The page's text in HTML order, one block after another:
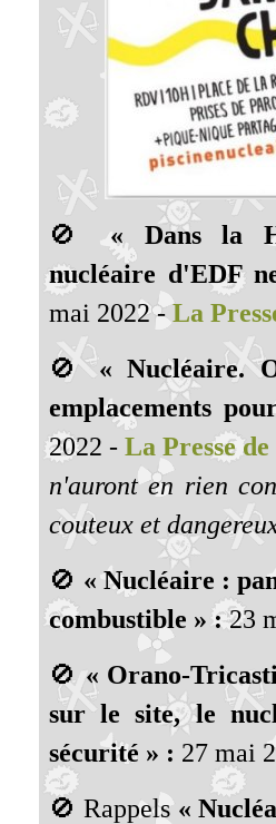
🚫 « Dans la
nucléaire d'EDF
mai 2022 -La
🚫« Nucléaire.
emplacements
2022 - La Presse
n'auront en rien
couteux et
🚫 « Nucléaire :
combustible » :23
🚫 « Orano-
sur le site, le
sécurité » : 27 mai
🚫 Rappels«